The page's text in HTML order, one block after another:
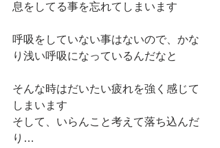
息をしてる事を忘れてしまいます
呼吸をしていない事はないので、かな
り浅い呼吸になっているんだなと
そんな時はだいたい疲れを強く感じて
しまいます
そして、いらんこと考えて落ち込んだ
り…